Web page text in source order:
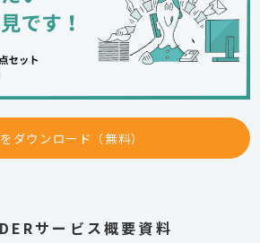
ダウンロード（無料）
サービス概要資料